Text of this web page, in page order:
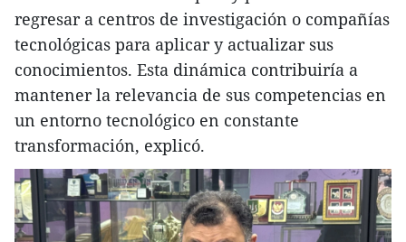
regresar a centros de investigación o compañías
tecnológicas para aplicar y actualizar sus
conocimientos. Esta dinámica contribuiría a
mantener la relevancia de sus competencias en
un entorno tecnológico en constante
transformación, explicó.